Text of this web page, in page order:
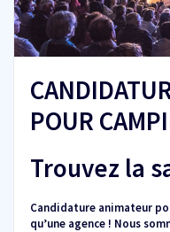
POUR
Trouvez la
Candidature animateur
qu’une agence ! Nous